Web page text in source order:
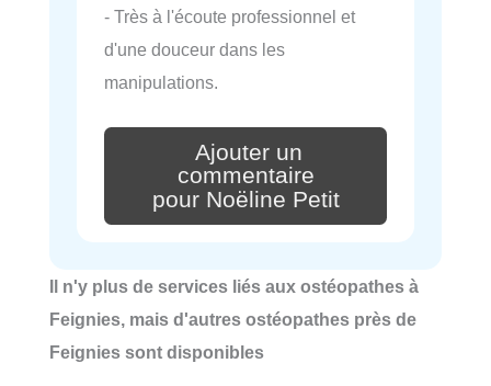
- Très à l'écoute professionnel et
d'une douceur dans les
manipulations.
Ajouter un
commentaire
pour Noëline Petit
Il n'y plus de services liés aux ostéopathes à
Feignies, mais d'autres ostéopathes près de
Feignies sont disponibles